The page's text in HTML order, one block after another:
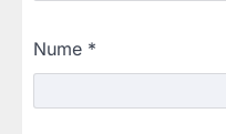
Nume *